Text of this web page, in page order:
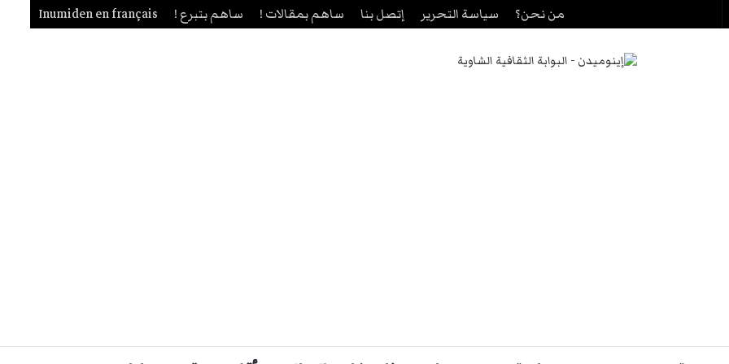
من نحن؟ سياسة التحرير إتصل بنا ساهم بمقالات ! ساهم بتبرع ! Inumiden en français